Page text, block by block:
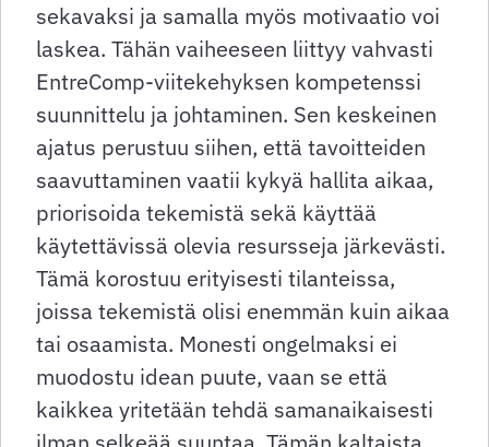
sekavaksi ja samalla myös motivaatio voi
laskea. Tähän vaiheeseen liittyy vahvasti
EntreComp-viitekehyksen kompetenssi
suunnittelu ja johtaminen. Sen keskeinen
ajatus perustuu siihen, että tavoitteiden
saavuttaminen vaatii kykyä hallita aikaa,
priorisoida tekemistä sekä käyttää
käytettävissä olevia resursseja järkevästi.
Tämä korostuu erityisesti tilanteissa,
joissa tekemistä olisi enemmän kuin aikaa
tai osaamista. Monesti ongelmaksi ei
muodostu idean puute, vaan se että
kaikkea yritetään tehdä samanaikaisesti